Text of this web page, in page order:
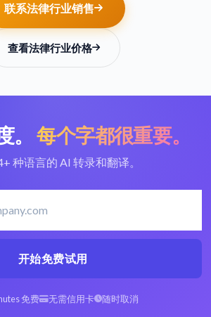
联系法律行业销售
查看法律行业价格
。 每个字都很重要。
种语言的 AI 转录和翻译。
开始免费试用
免费 无需信用卡 随时取消